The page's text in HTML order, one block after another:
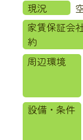
現況
家賃保証会
約
周辺環境
設備・条件